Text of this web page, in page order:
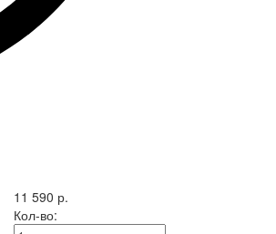
11 590 р.
Кол-во: